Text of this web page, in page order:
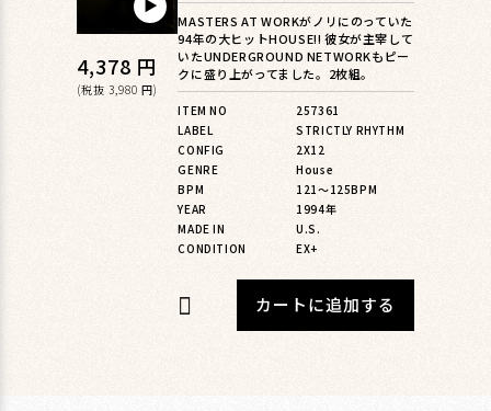
▶︎
通
常
4,378 円
(税抜 3,980 円)
MASTERS AT WORKがノリにのっていた
94年の大ヒットHOUSE!! 彼女が主宰して
いたUNDERGROUND NETWORKもピー
クに盛り上がってました。2枚組。
ITEM NO
257361
LABEL
STRICTLY RHYTHM
CONFIG
2X12
GENRE
House
BPM
121〜125BPM
YEAR
1994年
MADE IN
U.S.
CONDITION
EX+
カートに追加する